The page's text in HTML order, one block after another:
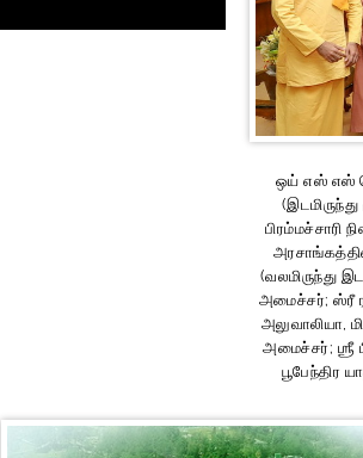
ஒய் எஸ் எஸ்
பிரம்மச்சாரி
(வலமிருந்து
அமைச்சர்; ஸ்ரீ
அலுவாலியா,
அமைச்சர்; ஶ்ரீ
பூபேந்திர